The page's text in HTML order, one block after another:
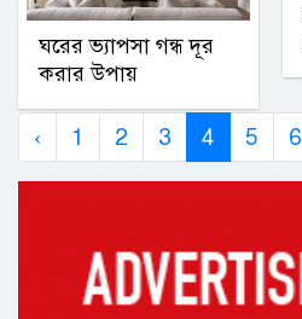
ঘরের ভ্যাপসা গন্ধ দূর
করার উপায়
‹ 1 2 3 4 5 6